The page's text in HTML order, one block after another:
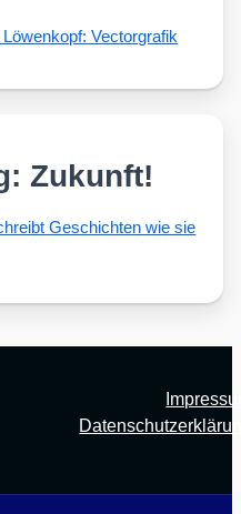
Zukunft!
Geschich­ten wie sie